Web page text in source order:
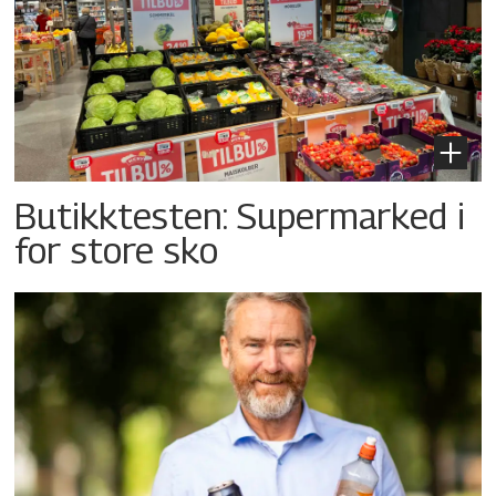
Butikktesten: Supermarked i
for store sko